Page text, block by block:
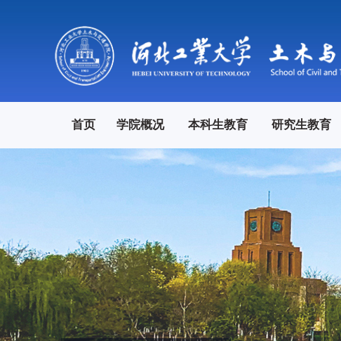
首页 学院概况 本科生教育 研究生教育